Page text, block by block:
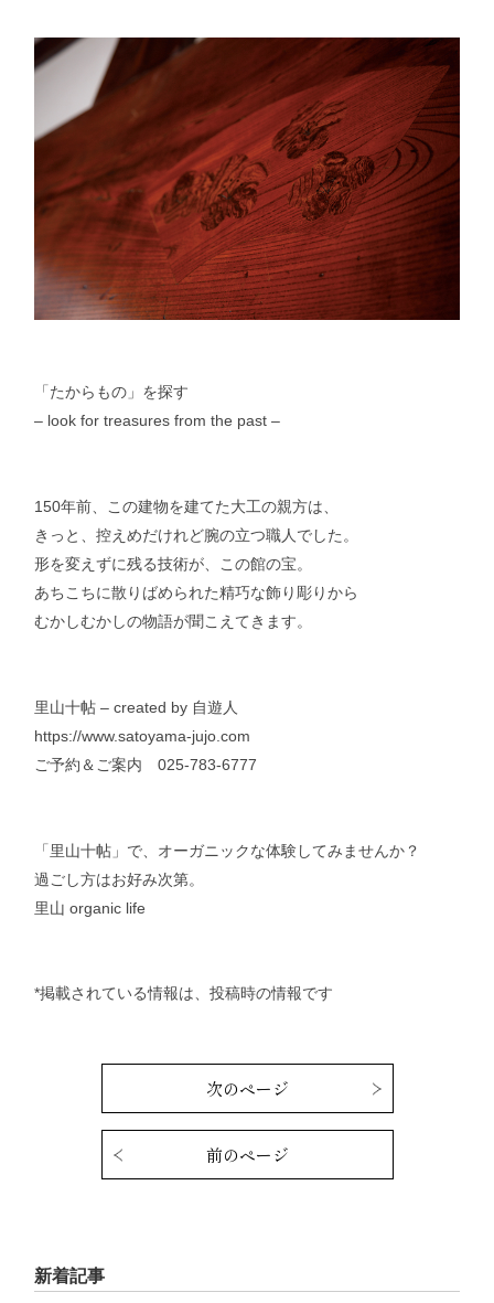
「たからもの」を探す
– look for treasures from the past –
150年前、この建物を建てた大工の親方は、
きっと、控えめだけれど腕の立つ職人でした。
形を変えずに残る技術が、この館の宝。
あちこちに散りばめられた精巧な飾り彫りから
むかしむかしの物語が聞こえてきます。
里山十帖 – created by 自遊人
https://www.satoyama-jujo.com
ご予約＆ご案内 025-783-6777
「里山十帖」で、オーガニックな体験してみませんか？
過ごし方はお好み次第。
里山 organic life
*掲載されている情報は、投稿時の情報です
次のページ
前のページ
新着記事